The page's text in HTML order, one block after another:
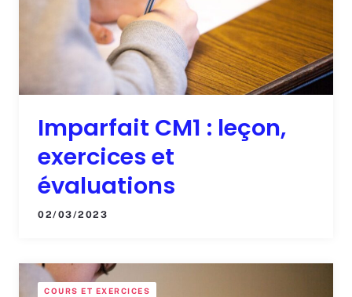
Imparfait CM1 : leçon,
exercices et
évaluations
02/03/2023
COURS ET EXERCICES